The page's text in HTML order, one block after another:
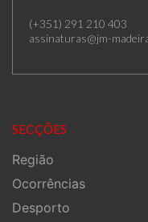
(+351) 291 210 403
assinaturas@jm-
SECÇÕES
Região
Ocorrências
Desporto